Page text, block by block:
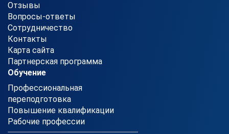
Отзывы
Вопросы-ответы
Сотрудничество
Контакты
Карта сайта
Партнерская программа
Обучение
Профессиональная
переподготовка
Повышение квалификации
Рабочие профессии